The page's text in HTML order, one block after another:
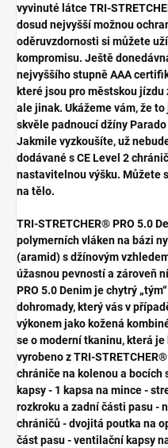
vyvinuté látce TRI-
dosud nejvyšší možnou
oděruvzdornosti si můžete
kompromisu. Ještě
nejvyššího stupně AAA
které jsou pro městskou
ale jinak. Ukážeme vám, že
skvěle padnoucí džíny
Jakmile vyzkoušíte, už
dodávané s CE Level 2
nastavitelnou výšku. Můžete
na tělo.
TRI-STRETCHER® PRO 5.0
polymerních vláken na bázi
(aramid) s džínovým
úžasnou pevností a zároveň
PRO 5.0 Denim je chytrý
dohromady, který vás v
výkonem jako kožená
se o moderní tkaninu, která
vyrobeno z TRI-
chrániče na kolenou a bocích
kapsy - 1 kapsa na mince -
rozkroku a zadní části pasu -
chráničů - dvojitá poutka na
část pasu - ventilační kapsy